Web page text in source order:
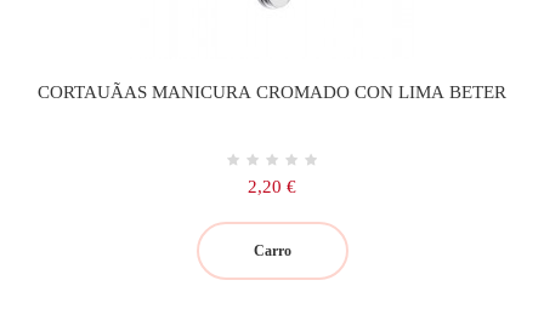
CORTAUÃAS MANICURA CROMADO CON LIMA BETER
Precio
2,20 €
Carro